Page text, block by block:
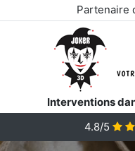
Partenaire
Interventions
4.8/5